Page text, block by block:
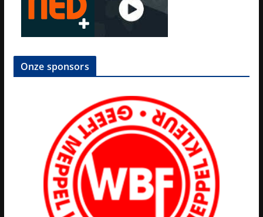
Onze sponsors